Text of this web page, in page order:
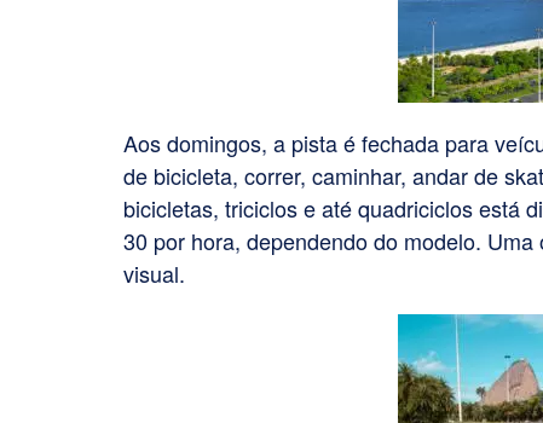
Aos domingos, a pista é fechada para
de bicicleta, correr, caminhar, andar de
bicicletas, triciclos e até quadriciclos está
30 por hora, dependendo do modelo.
visual.